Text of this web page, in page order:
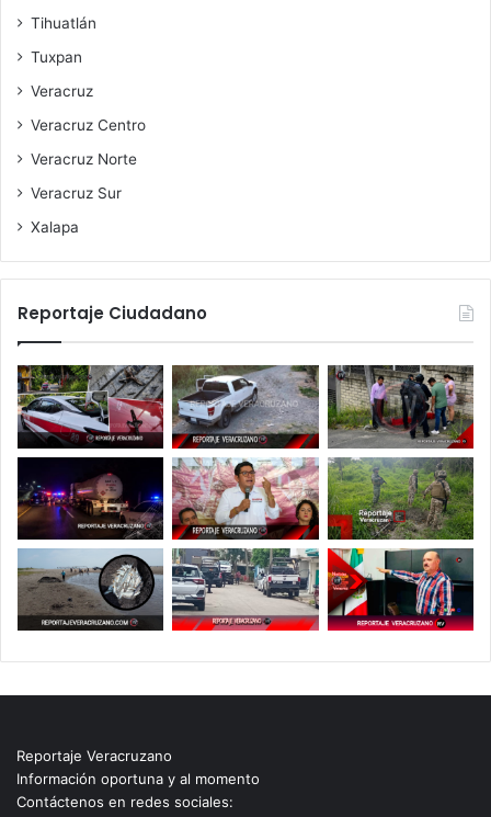
Tihuatlán
Tuxpan
Veracruz
Veracruz Centro
Veracruz Norte
Veracruz Sur
Xalapa
Reportaje Ciudadano
Reportaje Veracruzano
Información oportuna y al momento
Contáctenos en redes sociales: